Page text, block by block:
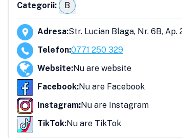
Categorii: B
Adresa:Str. Lucian Blaga, Nr. 6B, Ap.
Telefon:0771 250 329
Website:Nu are website
Facebook:Nu are Facebook
Instagram:Nu are Instagram
TikTok:Nu are TikTok